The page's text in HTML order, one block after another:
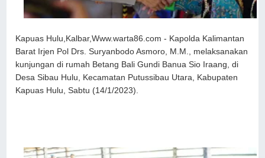
Kapuas Hulu,Kalbar,Www.warta86.com - Kapolda Kalimantan
Barat Irjen Pol Drs. Suryanbodo Asmoro, M.M., melaksanakan
kunjungan di rumah Betang Bali Gundi Banua Sio Iraang, di
Desa Sibau Hulu, Kecamatan Putussibau Utara, Kabupaten
Kapuas Hulu, Sabtu (14/1/2023).